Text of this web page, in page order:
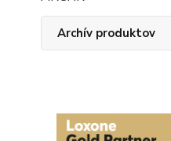
Archív produktov